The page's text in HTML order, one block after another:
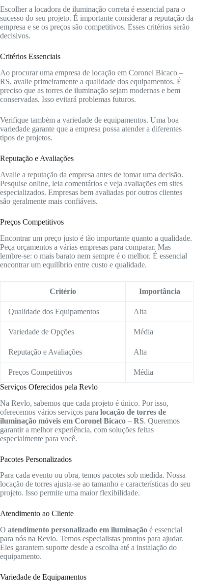
Escolher a locadora de iluminação correta é essencial para o
sucesso do seu projeto. É importante considerar a reputação da
empresa e se os preços são competitivos. Esses critérios serão
decisivos.
Critérios Essenciais
Ao procurar uma empresa de locação em Coronel Bicaco –
RS, avalie primeiramente a qualidade dos equipamentos. É
preciso que as torres de iluminação sejam modernas e bem
conservadas. Isso evitará problemas futuros.
Verifique também a variedade de equipamentos. Uma boa
variedade garante que a empresa possa atender a diferentes
tipos de projetos.
Reputação e Avaliações
Avalie a reputação da empresa antes de tomar uma decisão.
Pesquise online, leia comentários e veja avaliações em sites
especializados. Empresas bem avaliadas por outros clientes
são geralmente mais confiáveis.
Preços Competitivos
Encontrar um preço justo é tão importante quanto a qualidade.
Peça orçamentos a várias empresas para comparar. Mas
lembre-se: o mais barato nem sempre é o melhor. É essencial
encontrar um equilíbrio entre custo e qualidade.
Critério Importância
Qualidade dos Equipamentos Alta
Variedade de Opções Média
Reputação e Avaliações Alta
Preços Competitivos
Média
Serviços Oferecidos pela Revlo
Na Revlo, sabemos que cada projeto é único. Por isso,
oferecemos vários serviços para locação de torres de
iluminação móveis em Coronel Bicaco – RS. Queremos
garantir a melhor experiência, com soluções feitas
especialmente para você.
Pacotes Personalizados
Para cada evento ou obra, temos pacotes sob medida. Nossa
locação de torres ajusta-se ao tamanho e características do seu
projeto. Isso permite uma maior flexibilidade.
Atendimento ao Cliente
O atendimento personalizado em iluminação é essencial
para nós na Revlo. Temos especialistas prontos para ajudar.
Eles garantem suporte desde a escolha até a instalação do
equipamento.
Variedade de Equipamentos